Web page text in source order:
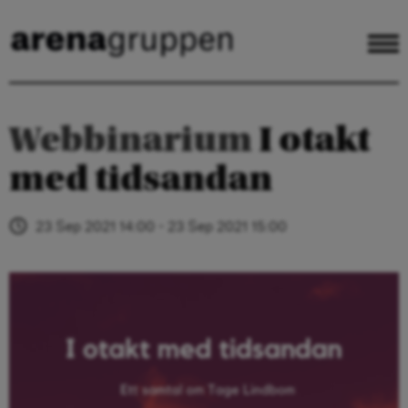
Webbinarium I otakt
med tidsandan
23 Sep 2021 14:00 - 23 Sep 2021 15:00